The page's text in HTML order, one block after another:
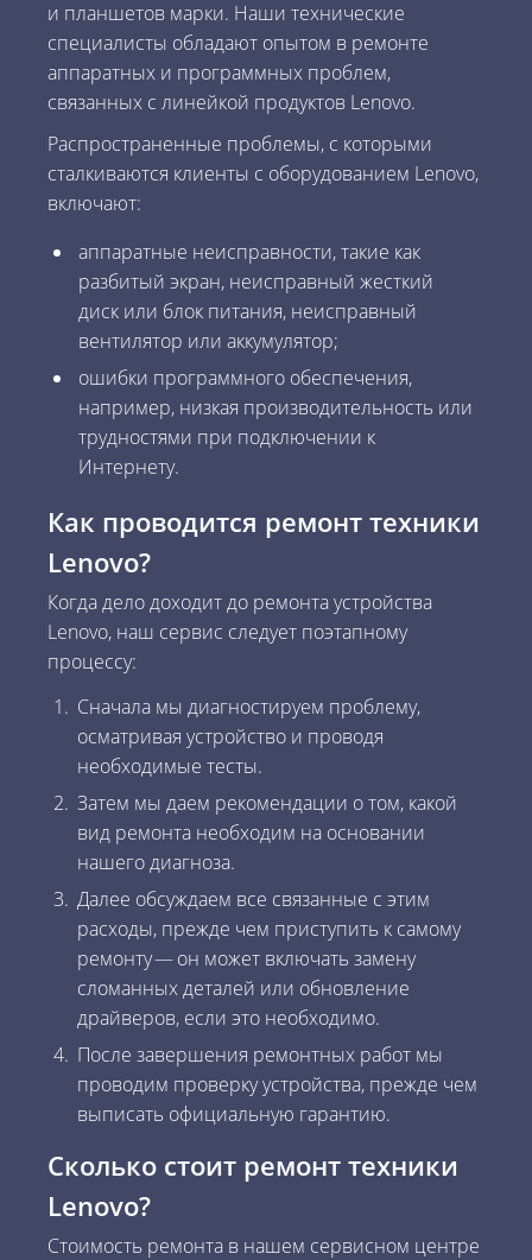
и планшетов марки. Наши технические
специалисты обладают опытом в ремонте
аппаратных и программных проблем,
связанных с линейкой продуктов Lenovo.
Распространенные проблемы, с которыми
сталкиваются клиенты с оборудованием Lenovo,
включают:
аппаратные неисправности, такие как
разбитый экран, неисправный жесткий
диск или блок питания, неисправный
вентилятор или аккумулятор;
ошибки программного обеспечения,
например, низкая производительность или
трудностями при подключении к
Интернету.
Как проводится ремонт техники
Lenovo?
Когда дело доходит до ремонта устройства
Lenovo, наш сервис следует поэтапному
процессу:
Сначала мы диагностируем проблему,
осматривая устройство и проводя
необходимые тесты.
Затем мы даем рекомендации о том, какой
вид ремонта необходим на основании
нашего диагноза.
Далее обсуждаем все связанные с этим
расходы, прежде чем приступить к самому
ремонту — он может включать замену
сломанных деталей или обновление
драйверов, если это необходимо.
После завершения ремонтных работ мы
проводим проверку устройства, прежде чем
выписать официальную гарантию.
Сколько стоит ремонт техники
Lenovo?
Стоимость ремонта в нашем сервисном центре